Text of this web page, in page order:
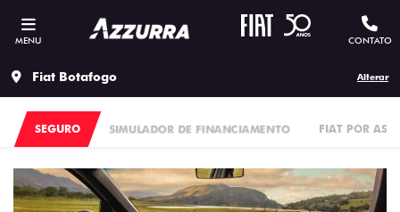
MENU CONTATO
Fiat Botafogo Alterar
SIMULADOR DE FINANCIAMENTO FIAT POR
SEGURO